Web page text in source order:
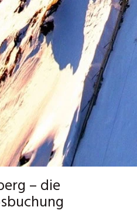
– die